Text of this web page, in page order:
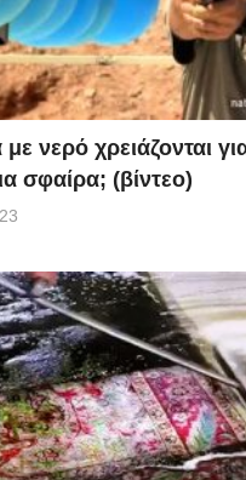
νερό χρειάζονται
σφαίρα; (βίντεο)